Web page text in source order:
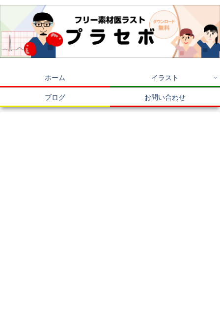
ホーム イラスト
ブログ お問い合わせ